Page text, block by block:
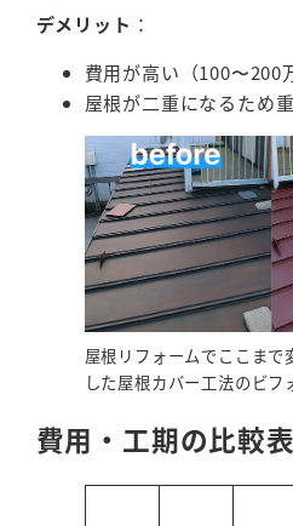
デメリット ：
費用が高い（100〜200
屋根が二重になるため
屋根リフォームでここまで
した屋根カバー工法のビフ
費用・工期の比較表